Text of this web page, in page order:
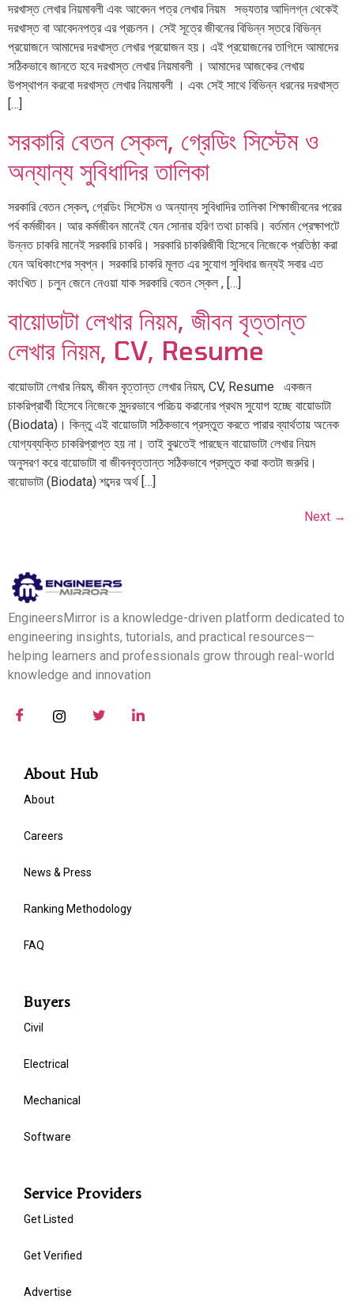
দরখাস্ত লেখার নিয়মাবলী এবং আবেদন পত্র লেখার নিয়ম সভ্যতার আদিলগ্ন থেকেই
দরখাস্ত বা আবেদনপত্র এর প্রচলন। সেই সূত্রে জীবনের বিভিন্ন স্তরে বিভিন্ন
প্রয়োজনে আমাদের দরখাস্ত লেখার প্রয়োজন হয়। এই প্রয়োজনের তাগিদে আমাদের
সঠিকভাবে জানতে হবে দরখাস্ত লেখার নিয়মাবলী । আমাদের আজকের লেখায়
উপস্থাপন করবো দরখাস্ত লেখার নিয়মাবলী । এবং সেই সাথে বিভিন্ন ধরনের দরখাস্ত
[…]
সরকারি বেতন স্কেল, গ্রেডিং সিস্টেম ও
অন্যান্য সুবিধাদির তালিকা
সরকারি বেতন স্কেল, গ্রেডিং সিস্টেম ও অন্যান্য সুবিধাদির তালিকা শিক্ষাজীবনের পরের
পর্ব কর্মজীবন। আর কর্মজীবন মানেই যেন সোনার হরিণ তথা চাকরি। বর্তমান প্রেক্ষাপটে
উন্নত চাকরি মানেই সরকারি চাকরি। সরকারি চাকরিজীবী হিসেবে নিজেকে প্রতিষ্ঠা করা
যেন অধিকাংশের স্বপ্ন। সরকারি চাকরি মূলত এর সুযোগ সুবিধার জন্যই সবার এত
কাংখিত। চলুন জেনে নেওয়া যাক সরকারি বেতন স্কেল , […]
বায়োডাটা লেখার নিয়ম, জীবন বৃত্তান্ত
লেখার নিয়ম, CV, Resume
বায়োডাটা লেখার নিয়ম, জীবন বৃত্তান্ত লেখার নিয়ম, CV, Resume একজন
চাকরিপ্রার্থী হিসেবে নিজেকে সুন্দরভাবে পরিচয় করানোর প্রথম সুযোগ হচ্ছে বায়োডাটা
(Biodata)। কিন্তু এই বায়োডাটা সঠিকভাবে প্রস্তুত করতে পারার ব্যার্থতায় অনেক
যোগ্যব্যক্তি চাকরিপ্রাপ্ত হয় না। তাই বুঝতেই পারছেন বায়োডাটা লেখার নিয়ম
অনুসরণ করে বায়োডাটা বা জীবনবৃত্তান্ত সঠিকভাবে প্রস্তুত করা কতটা জরুরি।
বায়োডাটা (Biodata) শব্দের অর্থ […]
Next →
EngineersMirror is a knowledge-driven platform dedicated to
engineering insights, tutorials, and practical resources—
helping learners and professionals grow through real-world
knowledge and innovation
About Hub
About
Careers
News & Press
Ranking Methodology
FAQ
Buyers
Civil
Electrical
Mechanical
Software
Service Providers
Get Listed
Get Verified
Advertise